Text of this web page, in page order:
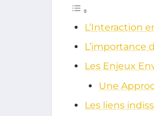
L’Interaction
L’importance
Les Enjeux
Une
Les liens